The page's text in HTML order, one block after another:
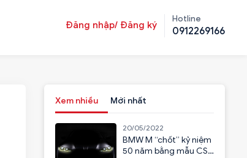
Đăng nhập/ Đăng ký
Hotline
0912269166
Xem nhiều Mới nhất
20/05/2022
BMW M “chốt” kỷ niệm
50 năm bằng mẫu CSL